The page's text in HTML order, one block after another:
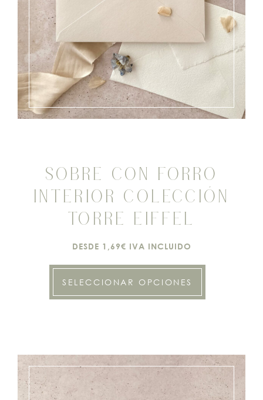
SOBRE CON FORRO
INTERIOR COLECCIÓN
TORRE EIFFEL
DESDE 1,69€ IVA INCLUIDO
SELECCIONAR OPCIONES